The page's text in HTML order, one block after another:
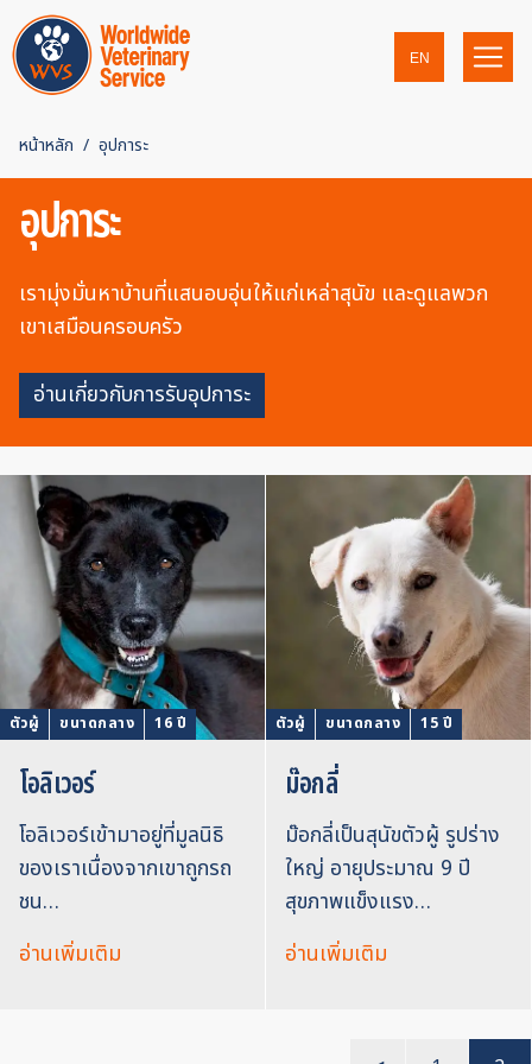
EN
หน้าหลัก อุปการะ
อุปการะ
เรามุ่งมั่นหาบ้านที่แสนอบอุ่นให้แก่เหล่าสุนัข และดูแลพวก
เขาเสมือนครอบครัว
อ่านเกี่ยวกับการรับอุปการะ
ตัวผู้ ขนาดกลาง 16 ปี
โอลิเวอร์
โอลิเวอร์เข้ามาอยู่ที่มูลนิธิ
ของเราเนื่องจากเขาถูกรถ
ชน…
อ่านเพิ่มเติม
ตัวผู้ ขนาดกลาง 15 ปี
ม๊อกลี่
ม๊อกลี่เป็นสุนัขตัวผู้ รูปร่าง
ใหญ่ อายุประมาณ 9 ปี
สุขภาพแข็งแรง…
อ่านเพิ่มเติม